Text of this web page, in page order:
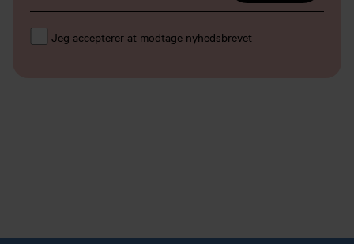
Jeg accepterer at modtage nyhedsbrevet